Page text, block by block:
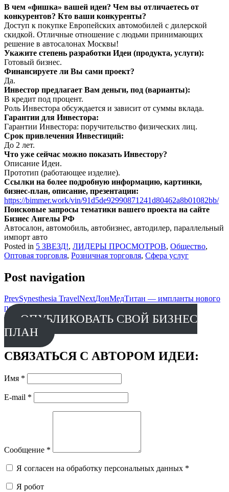
В чем «фишка» вашей идеи? Чем вы отличаетесь от
конкурентов? Кто ваши конкуренты?
Доступ к покупке Европейских автомобилей с дилерской
скидкой. Отличные отношение с людьми принимающих
решение в автосалонах Москвы!
Укажите степень разработки Идеи (продукта, услуги):
Готовый бизнес.
Финансируете ли Вы сами проект?
Да.
Инвестор предлагает Вам деньги, под (варианты):
В кредит под процент.
Роль Инвестора обсуждается и зависит от суммы вклада.
Гарантии для Инвестора:
Гарантии Инвестора: поручительство физических лиц.
Срок привлечения Инвестиций:
До 2 лет.
Что уже сейчас можно показать Инвестору?
Описание Идеи.
Прототип (работающее изделие).
Ссылки на более подробную информацию, картинки,
бизнес-план, описание, презентации:
https://bimmer.work/vin/91d5de92990871241d80462a8b01082bb/
Поисковые запросы тематики вашего проекта на сайте
Бизнес Ангелы РФ
Автосалон, автомобиль, автобизнес, автодилер, параллельный
импорт авто
Posted in 5 ЗВЕЗД!, ЛИДЕРЫ ПРОСМОТРОВ, Общество,
Оптовая торговля, Розничная торговля, Сфера услуг
Post navigation
PrevSynesthesia TravelNextДонМедТитан — импланты нового
поколения
ОПУБЛИКОВАТЬ СВОЙ БИЗНЕС
ПЛАН
СВЯЗАТЬСЯ С АВТОРОМ ИДЕИ:
Имя *
E-mail *
Сообщение *
Я согласен на обработку персональных данных *
Я робот